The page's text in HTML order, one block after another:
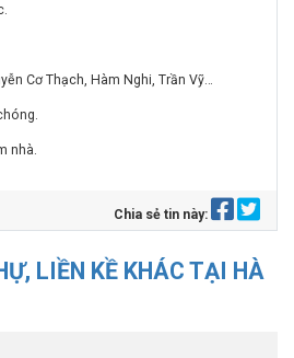
Cơ Thạch, Hàm Nghi, Trần Vỹ…
nhà.
Chia sẻ tin này:
LIỀN KỀ KHÁC TẠI HÀ